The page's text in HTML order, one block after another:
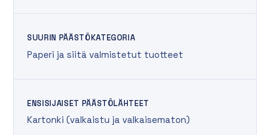
SUURIN PÄÄSTÖKATEGORIA
Paperi ja siitä valmistetut tuotteet
ENSISIJAISET PÄÄSTÖLÄHTEET
Kartonki (valkaistu ja valkaisematon)